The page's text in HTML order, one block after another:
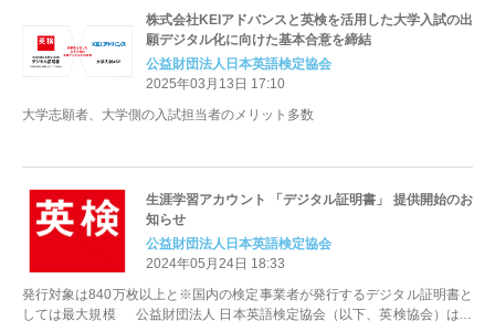
株式会社KEIアドバンスと英検を活用した大学入試の出
願デジタル化に向けた基本合意を締結
公益財団法人日本英語検定協会
2025年03月13日 17:10
大学志願者、大学側の入試担当者のメリット多数
生涯学習アカウント 「デジタル証明書」 提供開始のお
知らせ
公益財団法人日本英語検定協会
2024年05月24日 18:33
発行対象は840万枚以上と※国内の検定事業者が発行するデジタル証明書と
しては最大規模 公益財団法人 日本英語検定協会（以下、英検協会）は、